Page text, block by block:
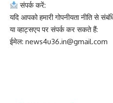
संपर्क करें:
यदि आपको हमारी गोपनीयता नीति से
या व्हाट्सएप पर संपर्क कर सकते हैं:
ईमेल: news4u36.in@gmail.com